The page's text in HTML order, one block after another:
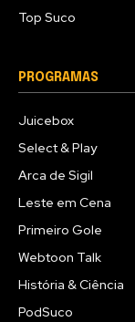
Top Suco
PROGRAMAS
Juicebox
Select & Play
Arca de Sigil
Leste em Cena
Primeiro Gole
Webtoon Talk
História & Ciência
PodSuco